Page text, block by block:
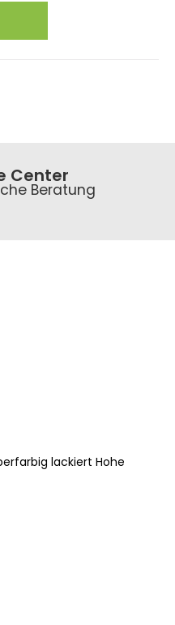
oder benutze
Center
Beratung
lackiert Hohe